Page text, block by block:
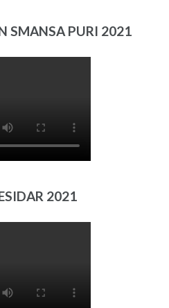
SMANSA PURI 2021
2021